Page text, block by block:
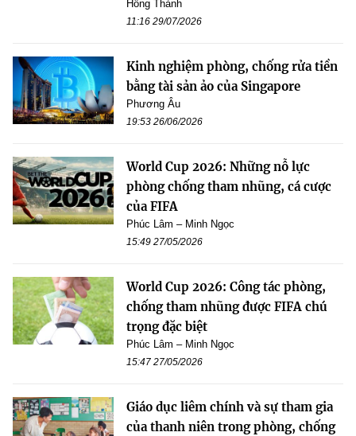
Hồng Thành
11:16 29/07/2026
Kinh nghiệm phòng, chống rửa tiền
bằng tài sản ảo của Singapore
Phương Âu
19:53 26/06/2026
World Cup 2026: Những nỗ lực
phòng chống tham nhũng, cá cược
của FIFA
Phúc Lâm – Minh Ngọc
15:49 27/05/2026
World Cup 2026: Công tác phòng,
chống tham nhũng được FIFA chú
trọng đặc biệt
Phúc Lâm – Minh Ngọc
15:47 27/05/2026
Giáo dục liêm chính và sự tham gia
của thanh niên trong phòng, chống